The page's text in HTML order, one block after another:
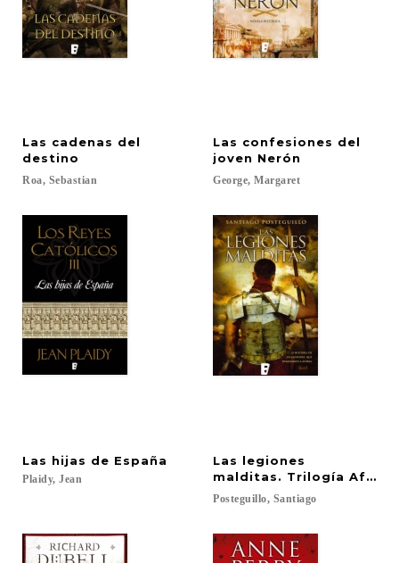
Las cadenas del
destino
Roa, Sebastian
Las confesiones del
joven Nerón
George, Margaret
Las hijas de España
Plaidy, Jean
Las legiones
malditas. Trilogía
Posteguillo, Santiago